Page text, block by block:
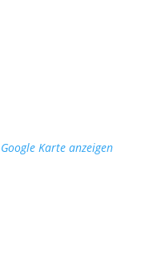
Google Karte anzeigen